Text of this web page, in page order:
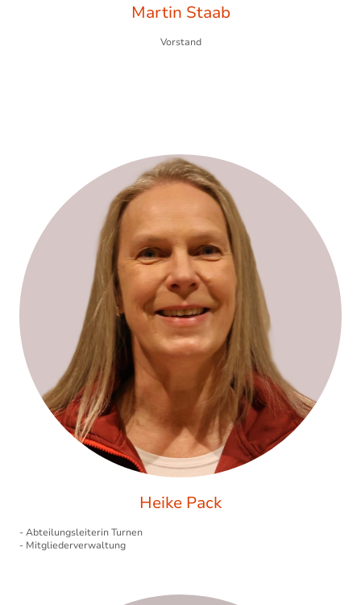
Martin Staab
Vorstand
Heike Pack
- Abteilungsleiterin Turnen
- Mitgliederverwaltung